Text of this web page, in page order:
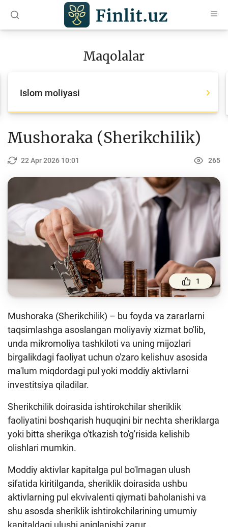
Barcha maqolalar
Bank agentlari uchun
Budjet
To'lov va o'tkazmalar
Moliya bozori
Pul-kredit siyosati va uning elementlari
Moliyaviy xavfsizlik
Bank xizmatlari iste'molchilari huquqlari
Kichik va oʻrta biznes vakillari uchun onlayn
oʻquv dastur
Mehnat migrantlari uchun
O‘quv qo‘llanmalar
Loyihalar
Interaktiv xizmatlar
Fotogalereya
Loyiha haqida
Kengaytirilgan qidiruv
Sayt xaritasi
Maqolalar
Islom moliyasi
Mushoraka (Sherikchilik)
22 Apr 2026 10:01 265
1
Mushoraka (Sherikchilik) – bu foyda va zararlarni
taqsimlashga asoslangan moliyaviy xizmat bo'lib,
unda mikromoliya tashkiloti va uning mijozlari
birgalikdagi faoliyat uchun o'zaro kelishuv asosida
ma'lum miqdordagi pul yoki moddiy aktivlarni
investitsiya qiladilar.
Sherikchilik doirasida ishtirokchilar sheriklik
faoliyatini boshqarish huquqini bir nechta sheriklarga
yoki bitta sherikga o'tkazish to'g'risida kelishib
olishlari mumkin.
Moddiy aktivlar kapitalga pul bo'lmagan ulush
sifatida kiritilganda, sheriklik doirasida ushbu
aktivlarning pul ekvivalenti qiymati baholanishi va
shu asosda sheriklik ishtirokchilarining umumiy
kapitaldagi ulushi aniqlanishi zarur.